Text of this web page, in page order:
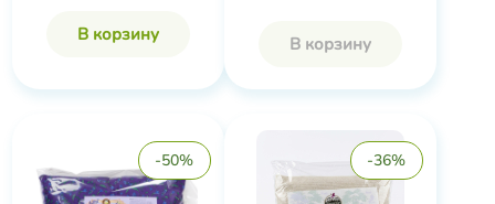
В корзину В корзину
-50% -36%